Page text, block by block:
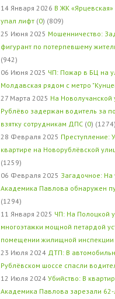
14 Января 2026 В ЖК «Ярцевская»
упал лифт (0) (809)
25 Июня 2025 Мошенничество:
фигурант по потерпевшему
(942)
06 Июня 2025 ЧП: Пожар в БЦ на
Молдавская рядом с метро
27 Марта 2025 На Новолучанской
Рублёво задержан водитель за
взятку сотрудникам ДПС (0) (1274)
28 Февраля 2025 Преступление:
квартире на Новорублёвской
(1259)
06 Февраля 2025 Загадочное: На
Академика Павлова обнаружен
(1294)
11 Января 2025 ЧП: На Полоцкой
многоэтажки мощной петардой
помещении жилищной инспекции
23 Июля 2024 ДТП: В
Рублёвском шоссе спасли
12 Июля 2024 Убийство: В
Академика Павлова зарезали